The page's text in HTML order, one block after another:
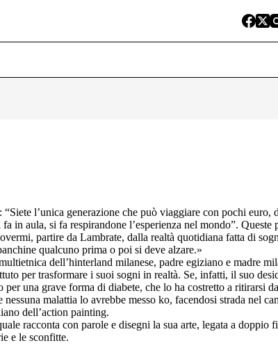
l’unica generazione che può viaggiare con pochi euro,
in aula, si fa respirandone l’esperienza nel mondo”. Queste
partire da Lambrate, dalla realtà quotidiana fatta di
qualcuno prima o poi si deve alzare.»
dell’hinterland milanese, padre egiziano e madre
per trasformare i suoi sogni in realtà. Se, infatti, il suo
una grave forma di diabete, che lo ha costretto a ritirarsi
malattia lo avrebbe messo ko, facendosi strada nel
dell’action painting.
racconta con parole e disegni la sua arte, legata a doppio
e le sconfitte.